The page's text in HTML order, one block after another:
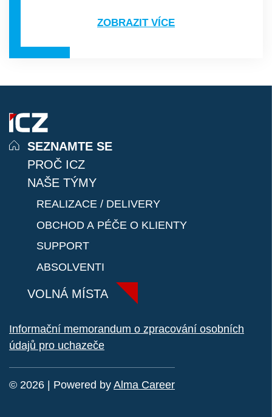
Angular
JavaScript
HTML5
React JS
Zabbix
MYSQL
ZOBRAZIT VÍCE
SEZNAMTE SE
PROČ ICZ
NAŠE TÝMY
REALIZACE / DELIVERY
OBCHOD A PÉČE O KLIENTY
SUPPORT
ABSOLVENTI
VOLNÁ MÍSTA
Informační memorandum o zpracování osobních
údajů pro uchazeče
© 2026 | Powered by Alma Career